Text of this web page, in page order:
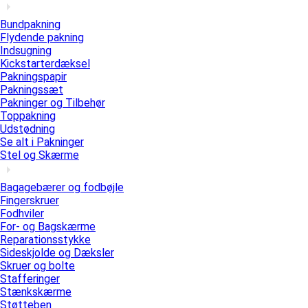
Bundpakning
Flydende pakning
Indsugning
Kickstarterdæksel
Pakningspapir
Pakningssæt
Pakninger og Tilbehør
Toppakning
Udstødning
Se alt i Pakninger
Stel og Skærme
Bagagebærer og fodbøjle
Fingerskruer
Fodhviler
For- og Bagskærme
Reparationsstykke
Sideskjolde og Dæksler
Skruer og bolte
Stafferinger
Stænkskærme
Støtteben